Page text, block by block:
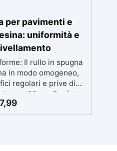
per pavimenti e
uniformità e
Il rullo in spugna
in modo omogeneo,
regolari e prive di
22 cm: Perfetto
superfici in modo
e rivestimenti
7,99